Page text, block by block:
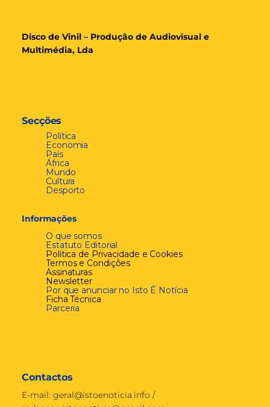
Disco de Vinil – Produção de Audiovisual e
Multimédia, Lda
Secções
Política
Economia
País
África
Mundo
Cultura
Desporto
Informações
O que somos
Estatuto Editorial
Política de Privacidade e Cookies
Termos e Condições
Assinaturas
Newsletter
Por que anunciar no Isto É Notícia
Ficha Técnica
Parceria
Contactos
E-mail: geral@istoenoticia.info /